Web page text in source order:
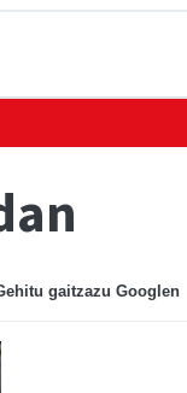
gaitzazu Googlen